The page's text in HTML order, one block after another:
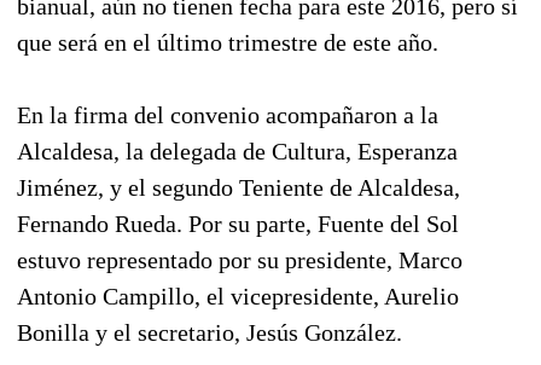
bianual, aún no tienen fecha para este 2016, pero sí
que será en el último trimestre de este año.
En la firma del convenio acompañaron a la
Alcaldesa, la delegada de Cultura, Esperanza
Jiménez, y el segundo Teniente de Alcaldesa,
Fernando Rueda. Por su parte, Fuente del Sol
estuvo representado por su presidente, Marco
Antonio Campillo, el vicepresidente, Aurelio
Bonilla y el secretario, Jesús González.